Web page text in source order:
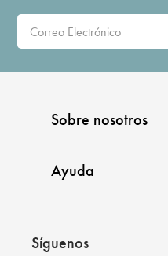
Sobre nosotros
Ayuda
Síguenos